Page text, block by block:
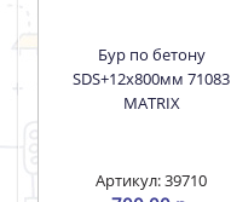
Бур по бетону
SDS+12х800мм 71083
MATRIX
Артикул: 39710